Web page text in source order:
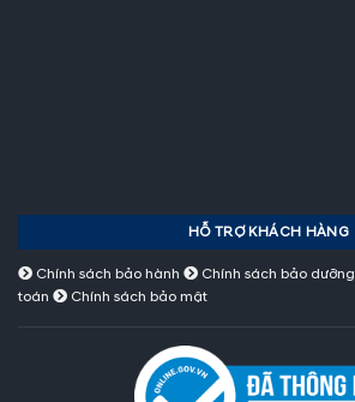
HỖ TRỢ KHÁCH HÀNG
Chính sách bảo hành Chính sách bảo dưỡng
toán
Chính sách bảo mật